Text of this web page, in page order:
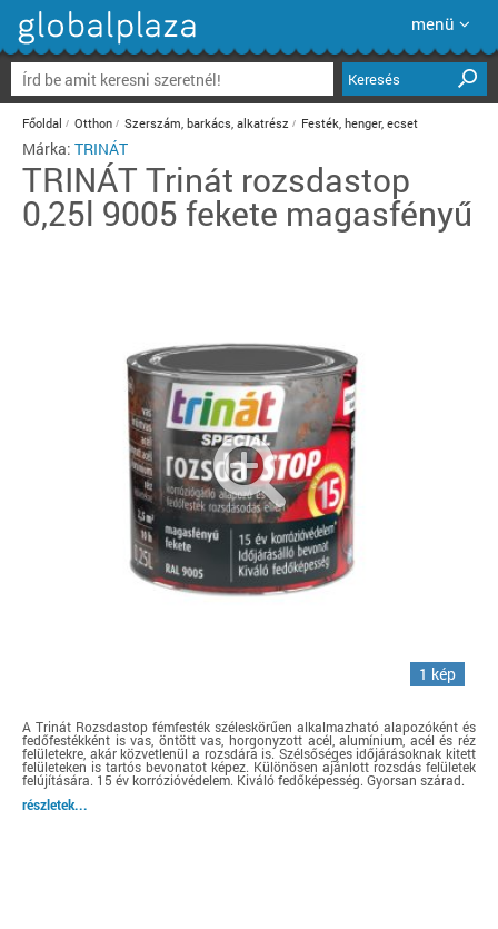
menü
Keresés
Főoldal Otthon Szerszám, barkács, alkatrész Festék, henger, ecset
Márka: TRINÁT
TRINÁT Trinát rozsdastop
0,25l 9005 fekete magasfényű
1 kép
A Trinát Rozsdastop fémfesték széleskörűen alkalmazható alapozóként és
fedőfestékként is vas, öntött vas, horgonyzott acél, alumínium, acél és réz
felületekre, akár közvetlenül a rozsdára is. Szélsőséges időjárásoknak kitett
felületeken is tartós bevonatot képez. Különösen ajánlott rozsdás felületek
felújítására. 15 év korrózióvédelem. Kiváló fedőképesség. Gyorsan szárad.
részletek...